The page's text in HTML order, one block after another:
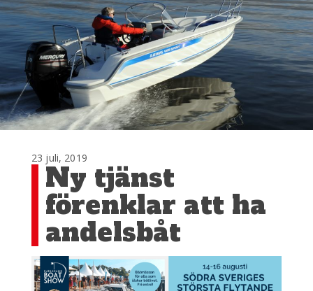
23 juli, 2019
Ny tjänst
förenklar att ha
andelsbåt